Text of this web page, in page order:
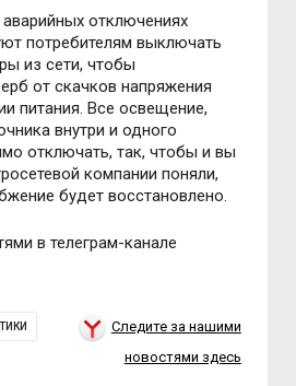
отключениях
потребителям выключать
из сети, чтобы
от скачков напряжения
питания. Все освещение,
внутри и одного
отключать, так, чтобы и вы
компании поняли,
будет восстановлено.
в телеграм-канале
Следите за нашими
новостями здесь